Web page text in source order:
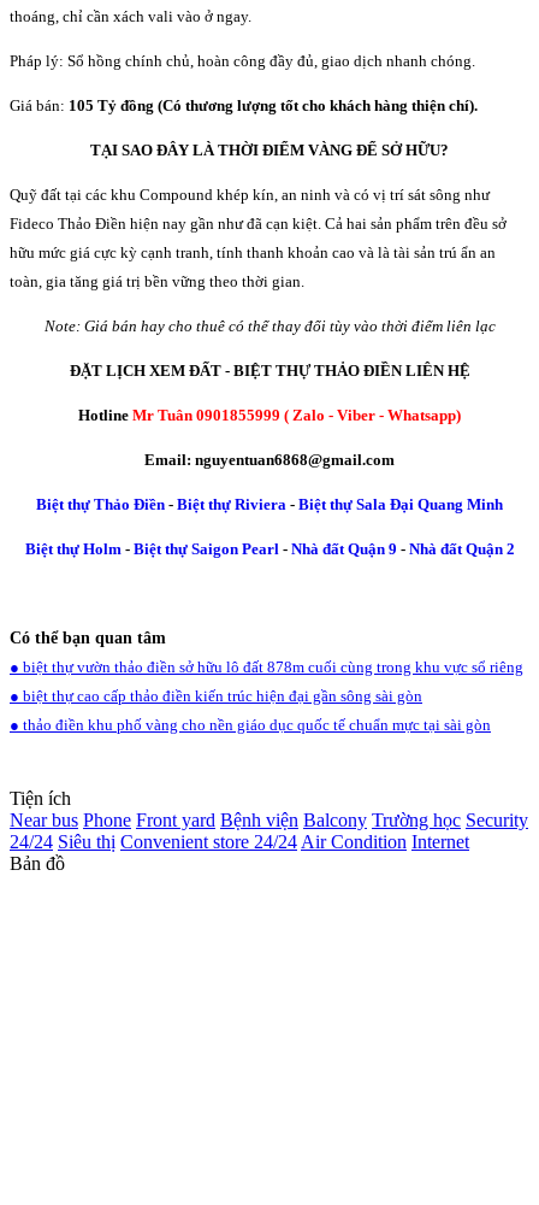
thoáng, chỉ cần xách vali vào ở ngay.
Pháp lý: Sổ hồng chính chủ, hoàn công đầy đủ, giao dịch nhanh chóng.
Giá bán: 105 Tỷ đồng (Có thương lượng tốt cho khách hàng thiện chí).
TẠI SAO ĐÂY LÀ THỜI ĐIỂM VÀNG ĐỂ SỞ HỮU?
Quỹ đất tại các khu Compound khép kín, an ninh và có vị trí sát sông như
Fideco Thảo Điền hiện nay gần như đã cạn kiệt. Cả hai sản phẩm trên đều sở
hữu mức giá cực kỳ cạnh tranh, tính thanh khoản cao và là tài sản trú ẩn an
toàn, gia tăng giá trị bền vững theo thời gian.
Note: Giá bán hay cho thuê có thể thay đổi tùy vào thời điểm liên lạc
ĐẶT LỊCH XEM ĐẤT - BIỆT THỰ THẢO ĐIỀN LIÊN HỆ
Hotline Mr Tuân 0901855999 ( Zalo - Viber - Whatsapp)
Email: nguyentuan6868@gmail.com
Biệt thự Thảo Điền - Biệt thự Riviera - Biệt thự Sala Đại Quang Minh
Biệt thự Holm- Biệt thự Saigon Pearl- Nhà đất Quận 9 - Nhà đất Quận 2
Có thể bạn quan tâm
● biệt thự vườn thảo điền sở hữu lô đất 878m cuối cùng trong khu vực sổ riêng
● biệt thự cao cấp thảo điền kiến trúc hiện đại gần sông sài gòn
● thảo điền khu phố vàng cho nền giáo dục quốc tế chuẩn mực tại sài gòn
Tiện ích
Near bus Phone Front yard Bệnh viện Balcony Trường học Security
24/24 Siêu thị Convenient store 24/24 Air Condition Internet
Bản đồ